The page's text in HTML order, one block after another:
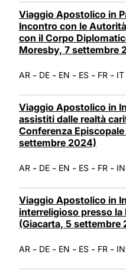
Viaggio Apostolico in
Incontro con le
con il Corpo
Moresby, 7 settembre
AR - DE - EN - ES - FR - IT
Viaggio Apostolico in
assistiti dalle realtà
Conferenza
settembre 2024)
AR - DE - EN - ES - FR - IN
Viaggio Apostolico in
interreligioso presso la
(Giacarta, 5 settembre
AR - DE - EN - ES - FR - IN